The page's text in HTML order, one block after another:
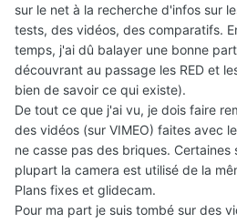
sur le net à la recherche d'infos sur
tests, des vidéos, des comparatifs.
temps, j'ai dû balayer une bonne
découvrant au passage les RED et
bien de savoir ce qui existe).
De tout ce que j'ai vu, je dois faire
des vidéos (sur VIMEO) faites avec
ne casse pas des briques.
plupart la camera est utilisé de la
Plans fixes et glidecam.
Pour ma part je suis tombé sur des